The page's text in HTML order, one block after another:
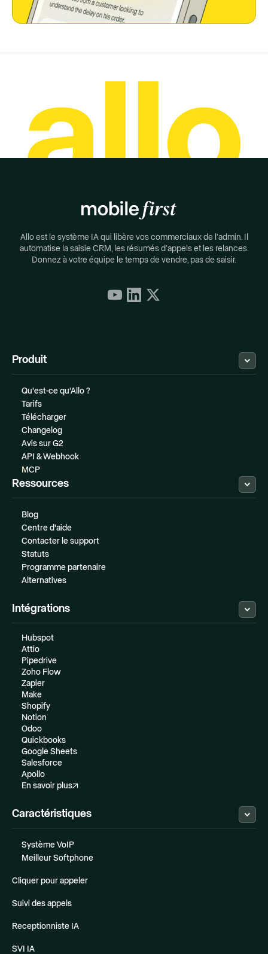
Allo est le système IA qui libère vos commerciaux de l'admin. Il
automatise la saisie CRM, les résumés d'appels et les relances.
Donnez à votre équipe le temps de vendre, pas de saisir.
Produit
Qu'est-ce qu'Allo ?
Tarifs
Télécharger
Changelog
Avis sur G2
API & Webhook
MCP
Ressources
Blog
Centre d'aide
Contacter le support
Statuts
Programme partenaire
Alternatives
Intégrations
Hubspot
Attio
Pipedrive
Zoho Flow
Zapier
Make
Shopify
Notion
Odoo
Quickbooks
Google Sheets
Salesforce
Apollo
En savoir plus
Caractéristiques
Système VoIP
Meilleur Softphone
Cliquer pour appeler
Suivi des appels
Receptionniste IA
SVI IA